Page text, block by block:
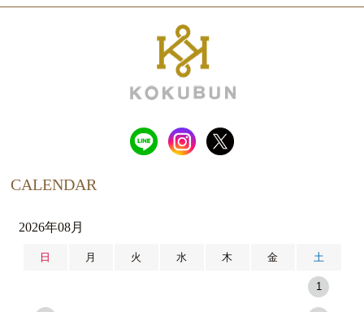
CALENDAR
2026年08月
日 月 火 水 木 金 土
1